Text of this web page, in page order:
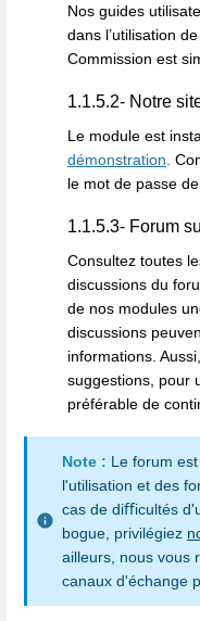
Nos guides
dans l’utilisation
Commission est
1.1.5.2- Notre
Le module est
démonstration
le mot de passe
1.1.5.3- Forum
Consultez toutes
discussions du
de nos modules
discussions
informations.
suggestions, pour
préférable de
Note : Le forum
l'utilisation et des
cas de diﬀicultés
bogue, privilégiez
ailleurs, nous vous
canaux d'échange